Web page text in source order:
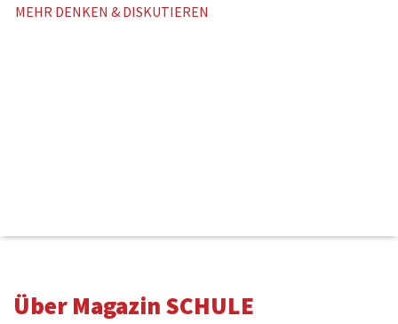
MEHR DENKEN & DISKUTIEREN
Name(benötigt)
Über Magazin SCHULE